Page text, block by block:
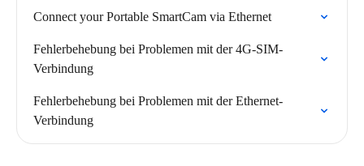
Connect your Portable SmartCam via Ethernet
Fehlerbehebung bei Problemen mit der 4G-SIM-
Verbindung
Fehlerbehebung bei Problemen mit der Ethernet-
Verbindung